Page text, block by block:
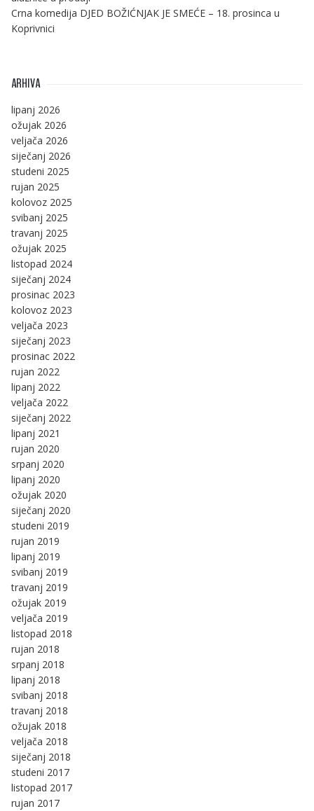
Crna komedija DJED BOŽIĆNJAK JE SMEĆE – 18. prosinca u
Koprivnici
ARHIVA
lipanj 2026
ožujak 2026
veljača 2026
siječanj 2026
studeni 2025
rujan 2025
kolovoz 2025
svibanj 2025
travanj 2025
ožujak 2025
listopad 2024
siječanj 2024
prosinac 2023
kolovoz 2023
veljača 2023
siječanj 2023
prosinac 2022
rujan 2022
lipanj 2022
veljača 2022
siječanj 2022
lipanj 2021
rujan 2020
srpanj 2020
lipanj 2020
ožujak 2020
siječanj 2020
studeni 2019
rujan 2019
lipanj 2019
svibanj 2019
travanj 2019
ožujak 2019
veljača 2019
listopad 2018
rujan 2018
srpanj 2018
lipanj 2018
svibanj 2018
travanj 2018
ožujak 2018
veljača 2018
siječanj 2018
studeni 2017
listopad 2017
rujan 2017